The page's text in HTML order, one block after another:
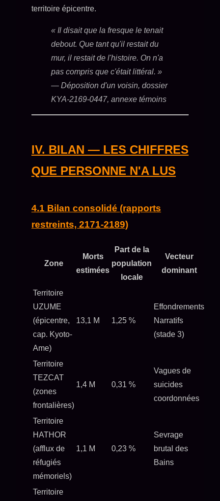
territoire épicentre.
« Il disait que la fresque le tenait
debout. Que tant qu'il restait du
mur, il restait de l'histoire. On n'a
pas compris que c'était littéral. »
— Déposition d'un voisin, dossier
KYA-2169-0447, annexe témoins
IV. BILAN — LES CHIFFRES
QUE PERSONNE N'A LUS
4.1 Bilan consolidé (rapports
restreints, 2171-2189)
Zone
Morts
estimées
Part de la
population
locale
Vecteur
dominant
Territoire
UZUME
(épicentre,
cap. Kyoto-
Ame)
13,1 M 1,25 %
Effondrements
Narratifs
(stade 3)
Territoire
TEZCAT
(zones
frontalières)
1,4 M 0,31 %
Vagues de
suicides
coordonnées
Territoire
HATHOR
(afflux de
réfugiés
mémoriels)
1,1 M 0,23 %
Sevrage
brutal des
Bains
Territoire